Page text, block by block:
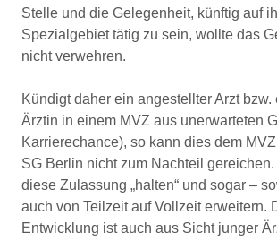
Stelle und die Gelegenheit, künftig auf
Spezialgebiet tätig zu sein, wollte das
nicht verwehren.
Kündigt daher ein angestellter Arzt
Ärztin in einem MVZ aus unerwarteten
Karrierechance), so kann dies dem
SG Berlin nicht zum Nachteil
diese Zulassung „halten“ und sogar –
auch von Teilzeit auf Vollzeit erweitern.
Entwicklung ist auch aus Sicht junger